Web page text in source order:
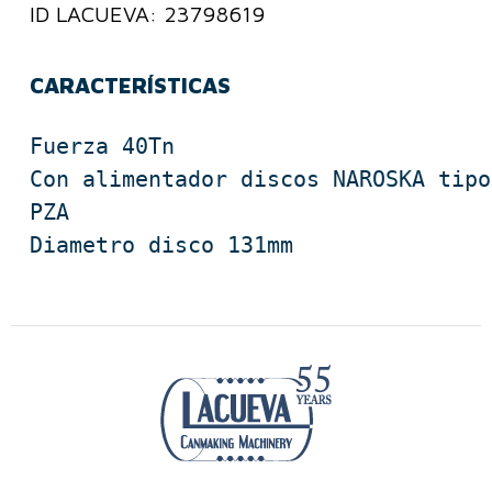
ID LACUEVA: 23798619
CARACTERÍSTICAS
Fuerza 40Tn
Con alimentador discos NAROSKA tipo
PZA
Diametro disco 131mm